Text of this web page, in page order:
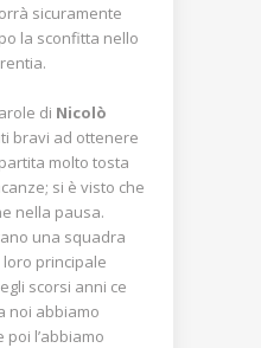
sicuramente
la sconfitta nello
di Nicolò
bravi ad ottenere
molto tosta
si è visto che
nella pausa.
una squadra
principale
scorsi anni ce
noi abbiamo
poi l’abbiamo